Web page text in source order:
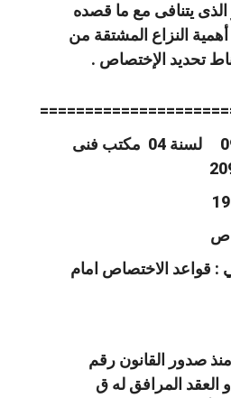
الذى يتنافى مع ما قصده
النزاع المشتقة من
تحديد الإختصاص .
الطعن رقم 0947 لسنة 04 مكتب فنى
: قواعد الاختصاص امام
منذ صدور القانون رقم
111 لسنة 1957 و العقد المرافق له ق